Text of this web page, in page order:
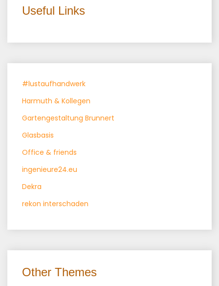
Useful Links
#lustaufhandwerk
Harmuth & Kollegen
Gartengestaltung Brunnert
Glasbasis
Office & friends
ingenieure24.eu
Dekra
rekon interschaden
Other Themes